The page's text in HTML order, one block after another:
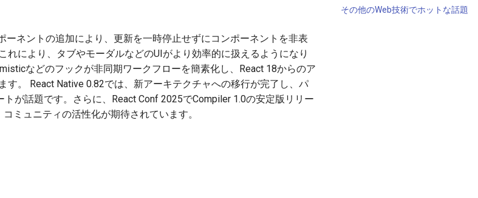
その他のWeb技術でホットな話題
ーネントの追加により、更新を一時停止せずにコンポーネントを非表
れにより、タブやモーダルなどのUIがより効率的に扱えるようになり
などのフックが非同期ワークフローを簡素化し、React 18からのア
す。 React Native 0.82では、新アーキテクチャへの移行が完了し、パ
が話題です。さらに、React Conf 2025でCompiler 1.0の安定版リリー
ミュニティの活性化が期待されています。